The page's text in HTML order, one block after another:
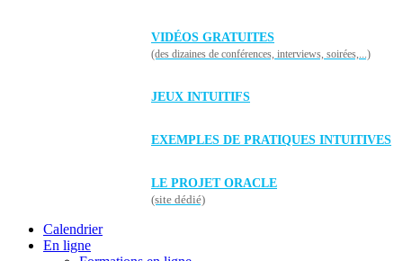
VIDÉOS GRATUITES
(des dizaines de conférences, interviews, soirées,...)
JEUX INTUITIFS
EXEMPLES DE PRATIQUES INTUITIVES
LE PROJET ORACLE
(site dédié)
Calendrier
En ligne